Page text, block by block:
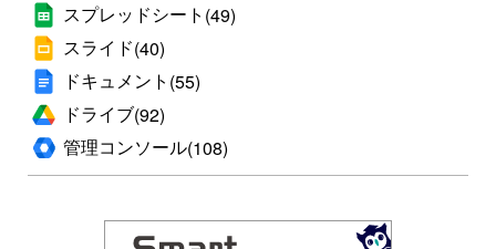
スプレッドシート (49)
スライド(40)
ドキュメント (55)
ドライブ(92)
管理コンソール(108)